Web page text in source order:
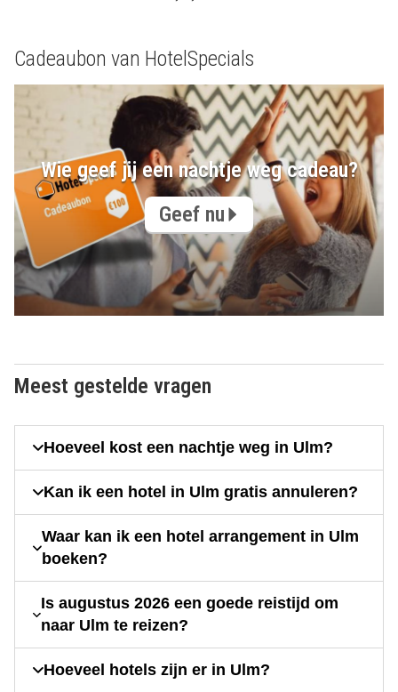
Cadeaubon van HotelSpecials
Wie geef jij een nachtje weg cadeau?
Geef nu
Meest gestelde vragen
Hoeveel kost een nachtje weg in Ulm?
Kan ik een hotel in Ulm gratis annuleren?
Waar kan ik een hotel arrangement in Ulm
boeken?
Is augustus 2026 een goede reistijd om
naar Ulm te reizen?
Hoeveel hotels zijn er in Ulm?